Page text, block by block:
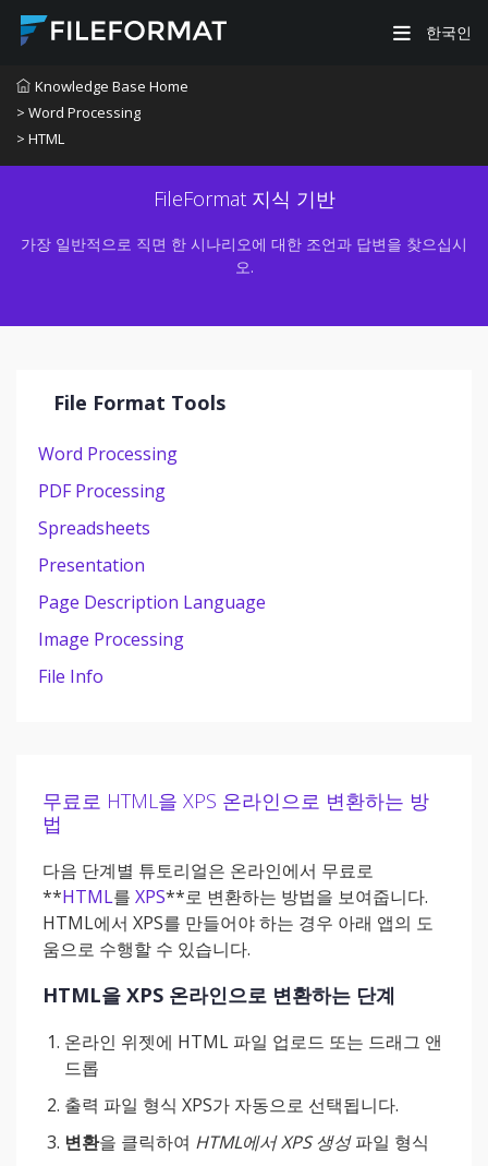
한국인
Knowledge Base Home
> Word Processing
> HTML
FileFormat 지식 기반
가장 일반적으로 직면 한 시나리오에 대한 조언과 답변을 찾으십시
오.
File Format Tools
Word Processing
PDF Processing
Spreadsheets
Presentation
Page Description Language
Image Processing
File Info
무료로 HTML을 XPS 온라인으로 변환하는 방
법
다음 단계별 튜토리얼은 온라인에서 무료로
**HTML를 XPS**로 변환하는 방법을 보여줍니다.
HTML에서 XPS를 만들어야 하는 경우 아래 앱의 도
움으로 수행할 수 있습니다.
HTML을 XPS 온라인으로 변환하는 단계
온라인 위젯에 HTML 파일 업로드 또는 드래그 앤
드롭
출력 파일 형식 XPS가 자동으로 선택됩니다.
변환을 클릭하여 HTML에서 XPS 생성파일 형식